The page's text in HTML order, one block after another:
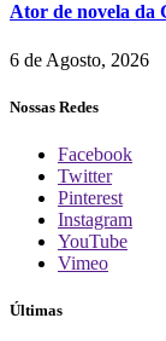
Ator de novela da
6 de Agosto, 2026
Nossas Redes
Facebook
Twitter
Pinterest
Instagram
YouTube
Vimeo
Últimas